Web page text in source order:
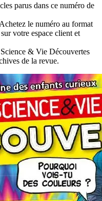
parus dans ce numéro de
le numéro au format
votre espace client et
& Vie Découvertes
de la revue.